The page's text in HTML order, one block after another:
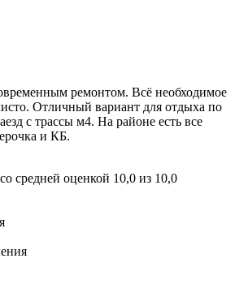
ремонтом. Всё необходимое
Отличный вариант для отдыха по
с трассы м4. На районе есть все
и КБ.
средней оценкой 10,0 из 10,0